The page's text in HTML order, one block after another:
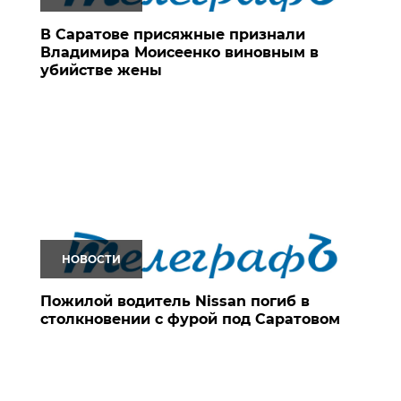
В Саратове присяжные признали
Владимира Моисеенко виновным в
убийстве жены
НОВОСТИ
Пожилой водитель Nissan погиб в
столкновении с фурой под Саратовом